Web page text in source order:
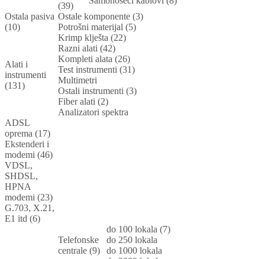
(39)
Ostala pasiva
(10)
Ostale komponente (3)
Potrošni materijal (5)
Alati i
instrumenti
(131)
Krimp klješta (22)
Razni alati (42)
Kompleti alata (26)
Test instrumenti (31)
Multimetri
Ostali instrumenti (3)
Fiber alati (2)
Analizatori spektra
ADSL
oprema (17)
Ekstenderi i
modemi (46)
VDSL,
SHDSL,
HPNA
modemi (23)
G.703, X.21,
E1 itd (6)
Telefonske
centrale (9)
do 100 lokala (7)
do 250 lokala
do 1000 lokala